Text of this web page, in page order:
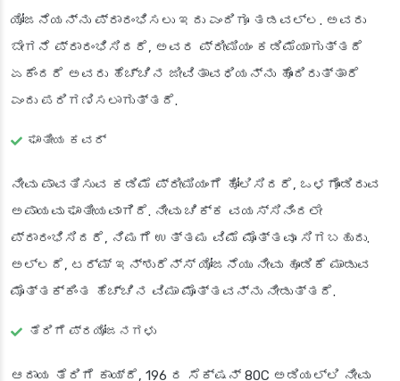
ಯೋಜನೆಯನ್ನು ಪ್ರಾರಂಭಿಸಲು ಇದು ಎಂದಿಗೂ ತಡವಲ್ಲ. ಅವರು
ಬೇಗನೆ ಪ್ರಾರಂಭಿಸಿದರೆ, ಅವರ ಪ್ರೀಮಿಯಂ ಕಡಿಮೆಯಾಗುತ್ತದೆ
ಏಕೆಂದರೆ ಅವರು ಹೆಚ್ಚಿನ ಜೀವಿತಾವಧಿಯನ್ನು ಹೊಂದಿರುತ್ತಾರೆ
ಎಂದು ಪರಿಗಣಿಸಲಾಗುತ್ತದೆ.
ಘಾತೀಯ ಕವರ್
ನೀವು ಪಾವತಿಸುವ ಕಡಿಮೆ ಪ್ರೀಮಿಯಂಗೆ ಹೋಲಿಸಿದರೆ, ಒಳಗೊಂಡಿರುವ
ಅಪಾಯವು ಘಾತೀಯವಾಗಿದೆ. ನೀವು ಚಿಕ್ಕ ವಯಸ್ಸಿನಿಂದಲೇ
ಪ್ರಾರಂಭಿಸಿದರೆ, ನಿಮಗೆ ಉತ್ತಮ ವಿಮೆ ಮೊತ್ತವೂ ಸಿಗಬಹುದು.
ಅಲ್ಲದೆ, ಟರ್ಮ್ ಇನ್ಶುರೆನ್ಸ್ ಯೋಜನೆಯು ನೀವು ಹೂಡಿಕೆ ಮಾಡುವ
ಮೊತ್ತಕ್ಕಿಂತ ಹೆಚ್ಚಿನ ವಿಮಾ ಮೊತ್ತವನ್ನು ನೀಡುತ್ತದೆ.
ತೆರಿಗೆ ಪ್ರಯೋಜನಗಳು
ಆದಾಯ ತೆರಿಗೆ ಕಾಯ್ದೆ, 196 ರ ಸೆಕ್ಷನ್ 80C ಅಡಿಯಲ್ಲಿ ನೀವು